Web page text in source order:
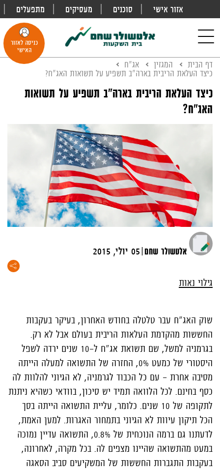
אזור אישי סוכנים מעסיקים מתפעלים
navigation
כניסה לאזור
האישי
דף הבית המגזין
אג"ח
כיצד העלאת הריבית בארה"ב תשפיע על תשואות האג"ח?
כיצד העלאת הריבית בארה"ב תשפיע על תשואות
האג"ח?
אלטשולר שחם|05 יולי, 2015
גילוי נאות
שוק האג"ח עבר טלטלה בחודש האחרון, בעיקר בעקבות
החששות מהקדמת העלאות הריבית בעולם אבל לא רק.
בגרמניה למשל, שם תשואת אג"ח ל-10 שנים ירדה לשפל
היסטורי של כמעט 0%, החזרה של התשואה למעלה הייתה
מסיבה אחרת - עם כל הכבוד לגרמניה, לא הגיוני להלוות לה
כסף בחינם. לכל הלוואה תמיד יש סיכון, בוודאי כשהיא ניתנת
לתקופה של 10 שנים. כלומר, עליית התשואה הייתה בסך
הכל תיקון עיוות לא הגיוני בתמחור האגרות. למען האמת,
לדעתנו גם ברמה הנוכחית של 0.8%, התשואה עדיין נמוכה
במעט מהתשואה שהיינו מצפים לה. בכל מקרה, לאחרונה,
בעקבות התגברות החששות של המשקיעים סביב הסאגה